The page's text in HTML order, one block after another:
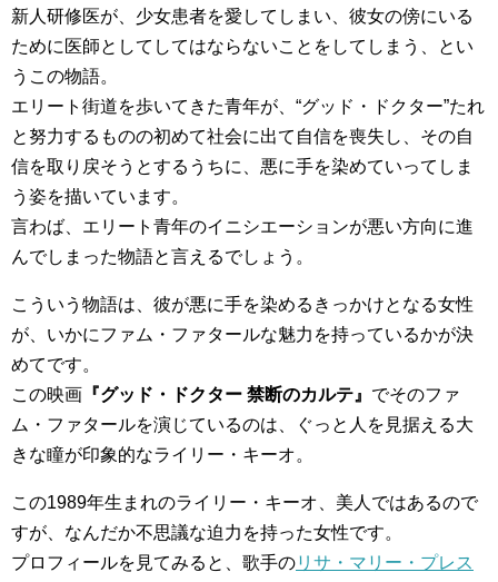
新人研修医が、少女患者を愛してしまい、彼女の傍にいる
ために医師としてしてはならないことをしてしまう、とい
うこの物語。
エリート街道を歩いてきた青年が、“グッド・ドクター”たれ
と努力するものの初めて社会に出て自信を喪失し、その自
信を取り戻そうとするうちに、悪に手を染めていってしま
う姿を描いています。
言わば、エリート青年のイニシエーションが悪い方向に進
んでしまった物語と言えるでしょう。
こういう物語は、彼が悪に手を染めるきっかけとなる女性
が、いかにファム・ファタールな魅力を持っているかが決
めてです。
この映画 『グッド・ドクター 禁断のカルテ』 でそのファ
ム・ファタールを演じているのは、ぐっと人を見据える大
きな瞳が印象的なライリー・キーオ。
この1989年生まれのライリー・キーオ、美人ではあるので
すが、なんだか不思議な迫力を持った女性です。
プロフィールを見てみると、歌手のリサ・マリー・プレス